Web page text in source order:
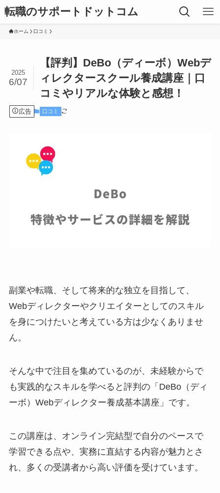
転職のサポートドットコム
ホーム 口コミ
【評判】DeBo（ディーボ）Webデ
ィレクタースクール養成講座｜口
コミやリアルな体験と感想！
2025
6/07
広告 口コミ
副業や転職、そして将来的な独立を目指して、
Webディレクターやクリエイターとしてのスキル
を身につけたいと考えている方は少なくありませ
ん。
そんな中で注目を集めているのが、未経験からで
も実践的なスキルを学べると評判の「DeBo（ディ
ーボ）Webディレクター養成基本講座」です。
この講座は、オンライン完結型で自分のペースで
学習できる点や、実務に直結する内容が魅力とさ
れ、多くの受講者から高い評価を受けています。